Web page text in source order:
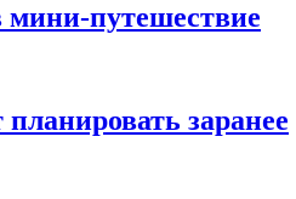
мини-путешествие
заранее